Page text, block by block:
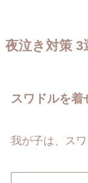
夜泣き対策 3
スワドルを着
我が子は、ス